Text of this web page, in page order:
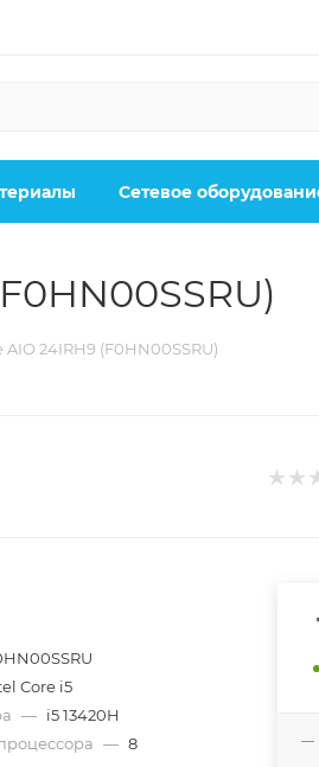
Сетевое
24IRH9 (F0HN00SSRU)
Core i5
— i5 13420H
— 8